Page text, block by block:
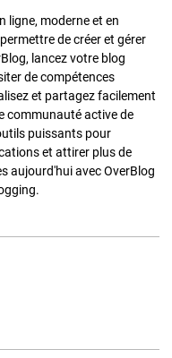
ligne, moderne et en
de créer et gérer
lancez votre blog
de compétences
et partagez facilement
communauté active de
puissants pour
et attirer plus de
aujourd'hui avec OverBlog